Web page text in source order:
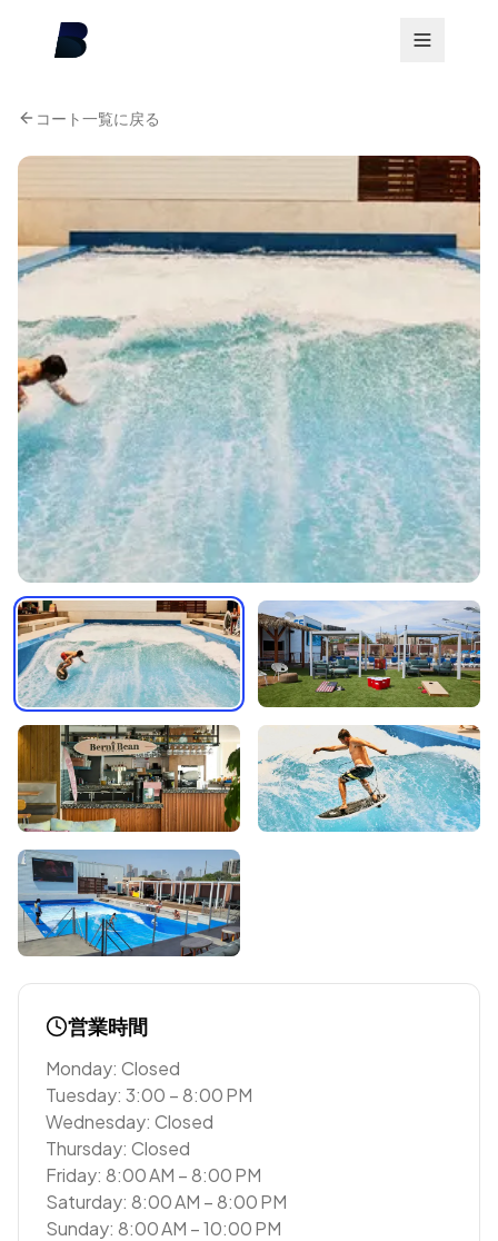
コート一覧に戻る
営業時間
Monday: Closed
Tuesday: 3:00 – 8:00 PM
Wednesday: Closed
Thursday: Closed
Friday: 8:00 AM – 8:00 PM
Saturday: 8:00 AM – 8:00 PM
Sunday: 8:00 AM – 10:00 PM